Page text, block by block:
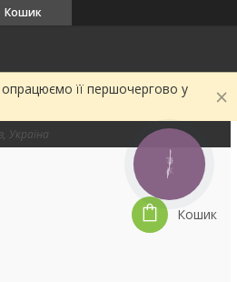
Кошик
її першочергово у
Україна
Кошик
КНОПКА
ЗВ'ЯЗКУ